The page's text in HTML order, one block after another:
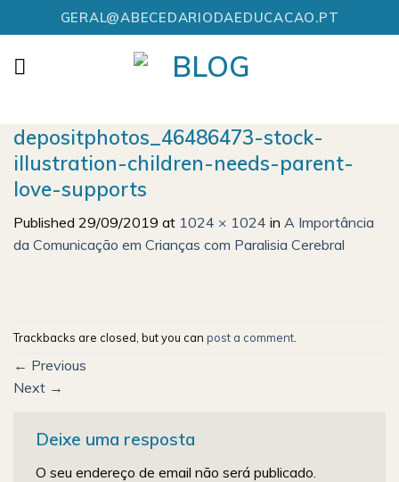
to
content
GERAL@ABECEDARIODAEDUCACAO.PT
depositphotos_46486473-stock-
illustration-children-needs-parent-
love-supports
Published 29/09/2019 at 1024 × 1024 in A Importância
da Comunicação em Crianças com Paralisia Cerebral
Trackbacks are closed, but you can post a comment
← Previous
Next →
Deixe uma resposta
O seu endereço de email não será publicado.